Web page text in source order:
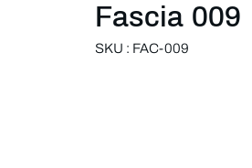
Fascia 009
SKU : FAC-009